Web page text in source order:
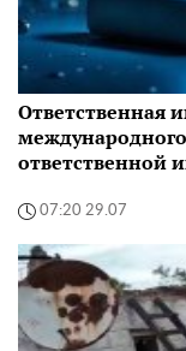
Ответственная
ответственной
07:20 29.07